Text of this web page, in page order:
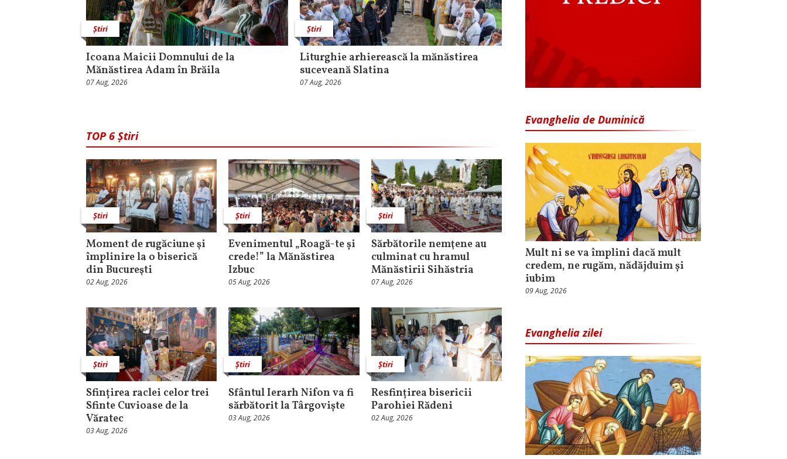
Știri
Icoana Maicii Domnului de la
Mănăstirea Adam în Brăila
07 Aug, 2026
Știri
Liturghie arhierească la mănăstirea
suceveană Slatina
07 Aug, 2026
TOP 6 Știri
Știri
Moment de rugăciune şi
împlinire la o biserică
din Bucureşti
02 Aug, 2026
Știri
Evenimentul „Roagă-te și
crede!” la Mănăstirea
Izbuc
05 Aug, 2026
Știri
Sărbătorile nemţene au
culminat cu hramul
Mănăstirii Sihăstria
07 Aug, 2026
Știri
Sfințirea raclei celor trei
Sfinte Cuvioase de la
Văratec
03 Aug, 2026
Știri
Sfântul Ierarh Nifon va fi
sărbătorit la Târgoviște
03 Aug, 2026
Știri
Resfințirea bisericii
Parohiei Rădeni
02 Aug, 2026
Evanghelia de Duminică
Mult ni se va împlini dacă mult
credem, ne rugăm, nădăjduim și
iubim
09 Aug, 2026
Evanghelia zilei